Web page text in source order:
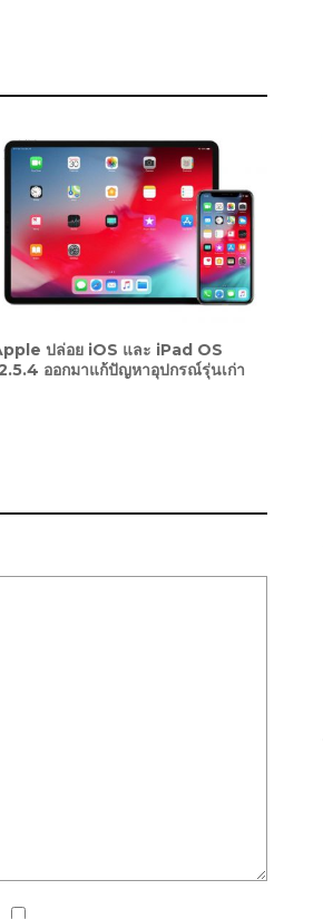
ปล่อย iOS และ iPad OS
ออกมาแก้ปัญหาอุปกรณ์รุ่นเก่า